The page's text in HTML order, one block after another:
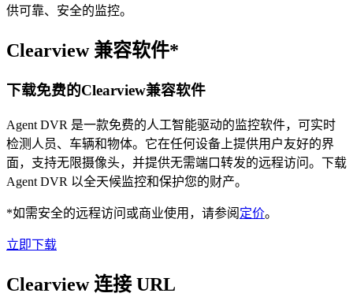
供可靠、安全的监控。
Clearview 兼容软件*
下载免费的Clearview兼容软件
Agent DVR 是一款免费的人工智能驱动的监控软件，可实时
检测人员、车辆和物体。它在任何设备上提供用户友好的界
面，支持无限摄像头，并提供无需端口转发的远程访问。下载
Agent DVR 以全天候监控和保护您的财产。
*如需安全的远程访问或商业使用，请参阅 定价。
立即下载
Clearview 连接 URL